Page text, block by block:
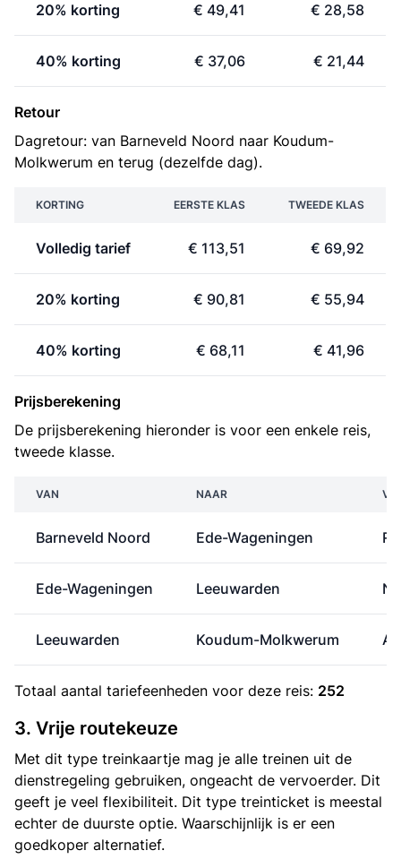
20% korting € 49,41 € 28,58
40% korting € 37,06 € 21,44
Retour
Dagretour: van Barneveld Noord naar Koudum-
Molkwerum en terug (dezelfde dag).
KORTING EERSTE KLAS TWEEDE KLAS
Volledig tarief € 113,51 € 69,92
20% korting € 90,81 € 55,94
40% korting € 68,11 € 41,96
Prijsberekening
De prijsberekening hieronder is voor een enkele reis,
tweede klasse.
VAN NAAR
Barneveld Noord Ede-Wageningen
Ede-Wageningen Leeuwarden NS
Leeuwarden Koudum-Molkwerum
Totaal aantal tariefeenheden voor deze reis: 252
3. Vrije routekeuze
Met dit type treinkaartje mag je alle treinen uit de
dienstregeling gebruiken, ongeacht de vervoerder. Dit
geeft je veel flexibiliteit. Dit type treinticket is meestal
echter de duurste optie. Waarschijnlijk is er een
goedkoper alternatief.